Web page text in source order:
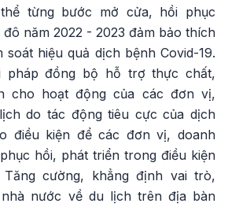
từng bước mở cửa, hồi phục
năm 2022 - 2023 đảm bảo thích
soát hiệu quả dịch bệnh Covid-19.
pháp đồng bộ hỗ trợ thực chất,
cho hoạt động của các đơn vị,
do tác động tiêu cực của dịch
điều kiện để các đơn vị, doanh
hồi, phát triển trong điều kiện
cường, khẳng định vai trò,
nước về du lịch trên địa bàn